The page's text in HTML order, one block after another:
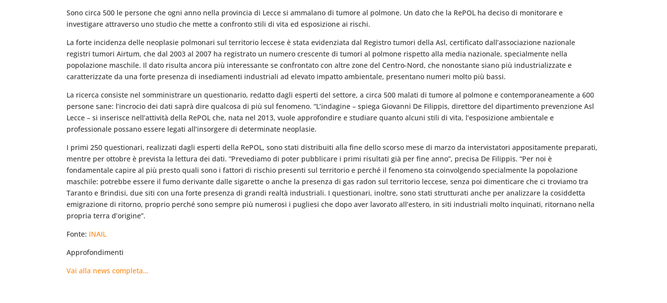
Sono circa 500 le persone che ogni anno nella provincia di Lecce si ammalano di tumore al polmone. Un dato che la RePOL ha deciso di monitorare e
investigare attraverso uno studio che mette a confronto stili di vita ed esposizione ai rischi.
La forte incidenza delle neoplasie polmonari sul territorio leccese è stata evidenziata dal Registro tumori della Asl, certificato dall’associazione nazionale
registri tumori Airtum, che dal 2003 al 2007 ha registrato un numero crescente di tumori al polmone rispetto alla media nazionale, specialmente nella
popolazione maschile. Il dato risulta ancora più interessante se confrontato con altre zone del Centro-Nord, che nonostante siano più industrializzate e
caratterizzate da una forte presenza di insediamenti industriali ad elevato impatto ambientale, presentano numeri molto più bassi.
La ricerca consiste nel somministrare un questionario, redatto dagli esperti del settore, a circa 500 malati di tumore al polmone e contemporaneamente a 600
persone sane: l’incrocio dei dati saprà dire qualcosa di più sul fenomeno. “L’indagine – spiega Giovanni De Filippis, direttore del dipartimento prevenzione Asl
Lecce – si inserisce nell’attività della RePOL che, nata nel 2013, vuole approfondire e studiare quanto alcuni stili di vita, l’esposizione ambientale e
professionale possano essere legati all’insorgere di determinate neoplasie.
I primi 250 questionari, realizzati dagli esperti della RePOL, sono stati distribuiti alla fine dello scorso mese di marzo da intervistatori appositamente preparati,
mentre per ottobre è prevista la lettura dei dati. “Prevediamo di poter pubblicare i primi risultati già per fine anno”, precisa De Filippis. “Per noi è
fondamentale capire al più presto quali sono i fattori di rischio presenti sul territorio e perché il fenomeno sta coinvolgendo specialmente la popolazione
maschile: potrebbe essere il fumo derivante dalle sigarette o anche la presenza di gas radon sul territorio leccese, senza poi dimenticare che ci troviamo tra
Taranto e Brindisi, due siti con una forte presenza di grandi realtà industriali. I questionari, inoltre, sono stati strutturati anche per analizzare la cosiddetta
emigrazione di ritorno, proprio perché sono sempre più numerosi i pugliesi che dopo aver lavorato all’estero, in siti industriali molto inquinati, ritornano nella
propria terra d’origine”.
Fonte: INAIL
Approfondimenti
Vai alla news completa…